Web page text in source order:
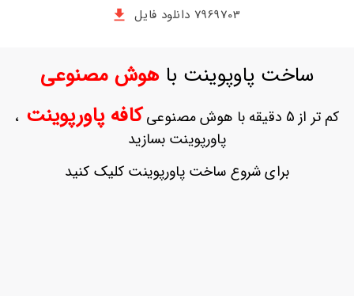
حساب
ثبت
بازیابی
7969703 دانلود فایل
ساخت پاوپوینت باهوش مصنوعی
کم تر از 5 دقیقه با هوش مصنوعی کافه پاورپوینت ،
پاورپوینت بسازید
برای شروع ساخت پاورپوینت کلیک کنید